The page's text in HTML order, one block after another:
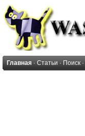
Главная · Статьи · Поиск ·